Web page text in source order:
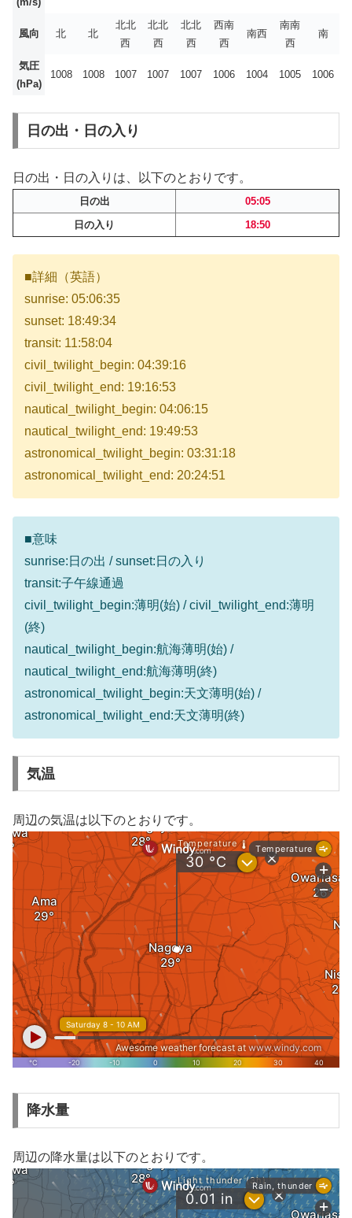
風向 北 北
北北
西
北北
西
北北
西
西南
西
南西
南南
西
南
気圧
(hPa)
1008 1008 1007 1007 1007 1006 1004 1005 1006
日の出・日の入り
日の出・日の入りは、以下のとおりです。
日の出
05:05
日の入り
18:50
■詳細（英語）
sunrise: 05:06:35
sunset: 18:49:34
transit: 11:58:04
civil_twilight_begin: 04:39:16
civil_twilight_end: 19:16:53
nautical_twilight_begin: 04:06:15
nautical_twilight_end: 19:49:53
astronomical_twilight_begin: 03:31:18
astronomical_twilight_end: 20:24:51
■意味
sunrise:日の出 / sunset:日の入り
transit:子午線通過
civil_twilight_begin:薄明(始) / civil_twilight_end:薄明
(終)
nautical_twilight_begin:航海薄明(始) /
nautical_twilight_end:航海薄明(終)
astronomical_twilight_begin:天文薄明(始) /
astronomical_twilight_end:天文薄明(終)
気温
周辺の気温は以下のとおりです。
降水量
周辺の降水量は以下のとおりです。